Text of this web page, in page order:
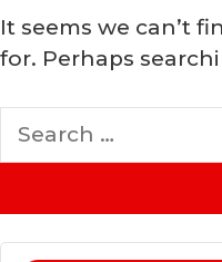
It seems we can’t
for. Perhaps